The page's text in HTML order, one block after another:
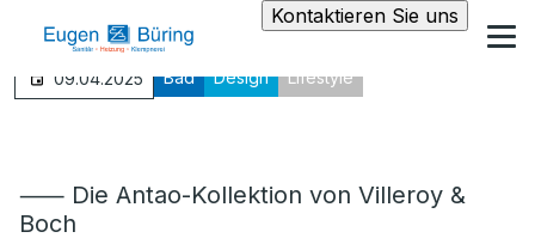
Kontaktieren Sie uns
09.04.2025 Bad Design Lifestyle
⸺ Die Antao-Kollektion von Villeroy &
Boch